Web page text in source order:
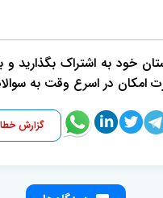
خود به اشتراک بگذارید و
امکان در اسرع وقت به
گزارش خطا